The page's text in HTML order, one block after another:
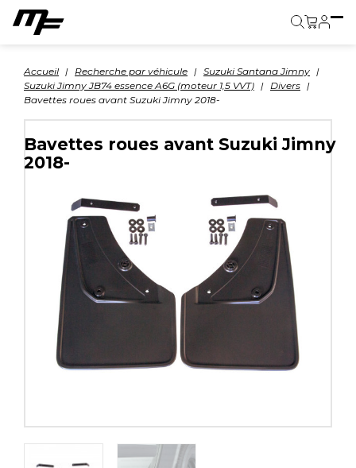
Accueil Recherche par véhicule
Suzuki Santana Jimny
Suzuki Jimny JB74 essence A6G (moteur 1,5 VVT)
Divers
Bavettes roues avant Suzuki Jimny 2018-
Bavettes roues avant Suzuki Jimny
2018-